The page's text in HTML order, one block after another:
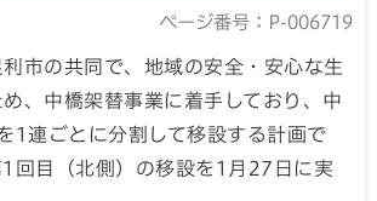
ページ番号：P-006719
市の共同で、地域の安全・安心な生
、中橋架替事業に着手しており、中
1連ごとに分割して移設する計画で
回目（北側）の移設を1月27日に実